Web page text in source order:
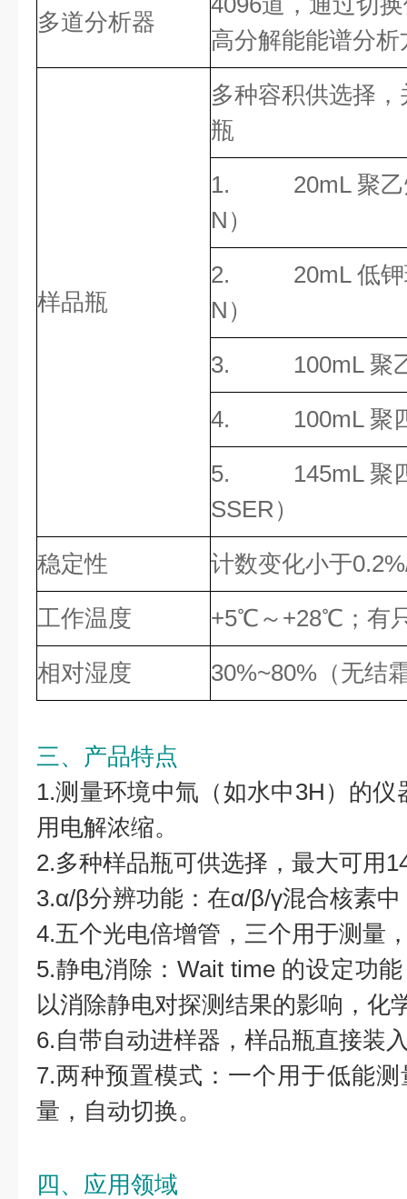
多道分析器
高分解能能谱分析
样品瓶
多种容积供选择
瓶
1. 20mL 聚乙
N ）
2. 20mL 低钾
N ）
3. 100mL 聚
4. 100mL 聚四
5. 145mL 聚四
SSER）
稳定性
计数变化小于
工作温度
+5℃～+28℃；有
相对湿度
30%~80%（无结
三、产品特点
1.测量环境中氚（如水中3H）的
用电解浓缩。
2.多种样品瓶可供选择，最大可用
3.α/β分辨功能：在α/β/γ混合核素
4.五个光电倍增管，三个用于测量
5.静电消除：Wait time 的设定功
以消除静电对探测结果的影响，化
6.自带自动进样器，样品瓶直接装
7.两种预置模式：一个用于低能
量，自动切换。
四、应用领域